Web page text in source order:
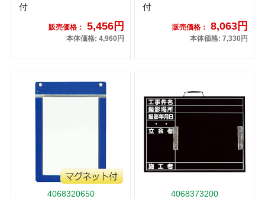
付
販売価格： 5,456円
本体価格: 4,960円
付
販売価格： 8,063円
本体価格: 7,330円
4068320650 4068373200